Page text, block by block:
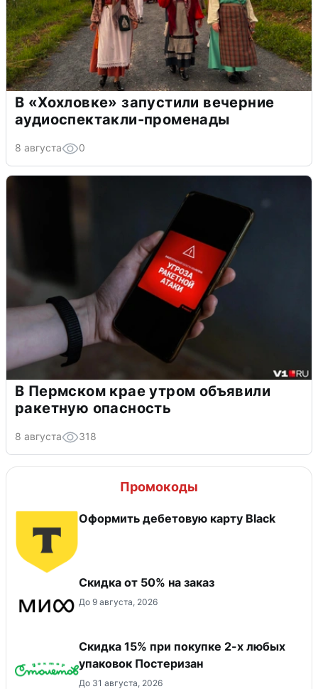
В «Хохловке» запустили вечерние
аудиоспектакли-променады
8 августа 0
В Пермском крае утром объявили
ракетную опасность
8 августа 318
Промокоды
Оформить дебетовую карту Black
Скидка от 50% на заказ
До 9 августа, 2026
Скидка 15% при покупке 2-х любых
упаковок Постеризан
До 31 августа, 2026